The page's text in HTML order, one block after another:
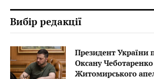
Вибір редакції
Президент України
Оксану
Житомирського